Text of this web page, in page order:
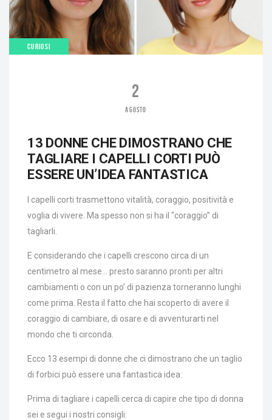
CURIOSI
2
AGOSTO
13 DONNE CHE DIMOSTRANO CHE
TAGLIARE I CAPELLI CORTI PUÒ
ESSERE UN’IDEA FANTASTICA
I capelli corti trasmettono vitalità, coraggio, positività e
voglia di vivere. Ma spesso non si ha il “coraggio” di
tagliarli.
E considerando che i capelli crescono circa di un
centimetro al mese… presto saranno pronti per altri
cambiamenti o con un po’ di pazienza torneranno lunghi
come prima. Resta il fatto che hai scoperto di avere il
coraggio di cambiare, di osare e di avventurarti nel
mondo che ti circonda.
Ecco 13 esempi di donne che ci dimostrano che un taglio
di forbici può essere una fantastica idea:
Prima di tagliare i capelli cerca di capire che tipo di donna
sei e segui i nostri consigli: